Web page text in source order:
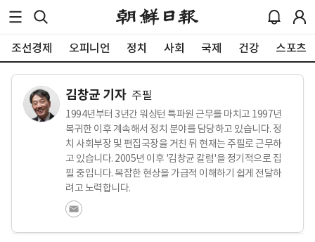
조선경제 오피니언 정치 사회 국제 건강 스포츠
김창균 기자 주필
1994년부터 3년간 워싱턴 특파원 근무를 마치고 1997년
복귀한 이후 계속해서 정치 분야를 담당하고 있습니다. 정
치 사회부장 및 편집국장을 거친 뒤 현재는 주필로 근무하
고 있습니다. 2005년 이후 '김창균 칼럼'을 정기적으로 집
필 중입니다. 복잡한 현상을 가급적 이해하기 쉽게 전달하
려고 노력합니다.